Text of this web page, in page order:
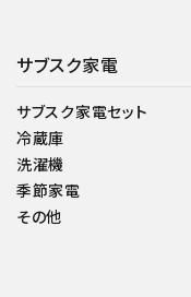
サブスク家電
サブスク家電セット
冷蔵庫
洗濯機
季節家電
その他